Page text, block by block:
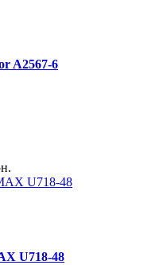
A2567-6
U718-48